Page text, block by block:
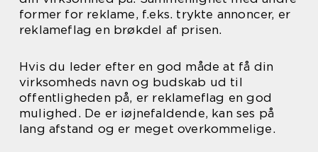
former for reklame, f.eks. trykte annoncer, er
reklameflag en brøkdel af prisen.
Hvis du leder efter en god måde at få din
virksomheds navn og budskab ud til
offentligheden på, er reklameflag en god
mulighed. De er iøjnefaldende, kan ses på
lang afstand og er meget overkommelige.